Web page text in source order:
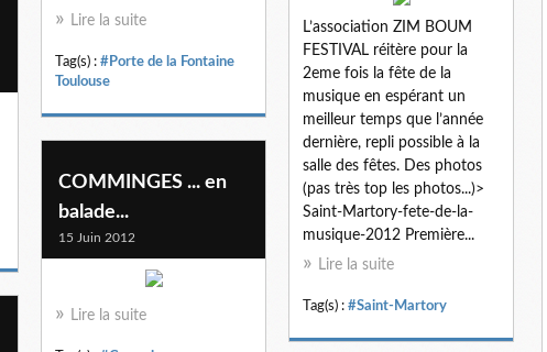
Lire la suite
Tag(s) : #Porte de la Fontaine
Toulouse
L’association ZIM BOUM
FESTIVAL réitère pour la
2eme fois la fête de la
musique en espérant un
meilleur temps que l’année
dernière, repli possible à la
salle des fêtes. Des photos
(pas très top les photos...)>
Saint-Martory-fete-de-la-
musique-2012 Première...
Lire la suite
Tag(s) : #Saint-Martory
COMMINGES ... en
balade...
15 Juin 2012
Lire la suite